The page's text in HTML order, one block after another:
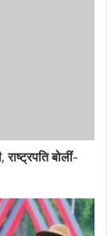
बोलीं-